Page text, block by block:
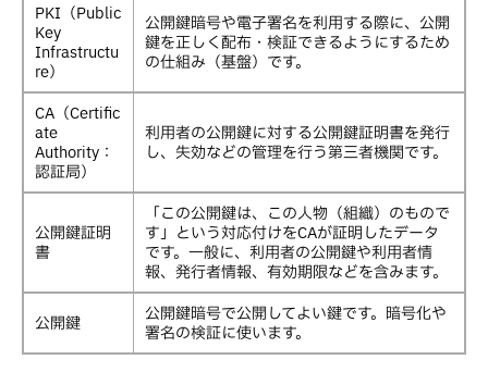
PKI（Public
Key
Infrastructu
re）
公開鍵暗号や電子署名を利用する際に、公開
鍵を正しく配布・検証できるようにするため
の仕組み（基盤）です。
CA（Certific
ate
Authority：
認証局）
利用者の公開鍵に対する公開鍵証明書を発行
し、失効などの管理を行う第三者機関です。
公開鍵証明
書
「この公開鍵は、この人物（組織）のもので
す」という対応付けをCAが証明したデータ
です。一般に、利用者の公開鍵や利用者情
報、発行者情報、有効期限などを含みます。
公開鍵
公開鍵暗号で公開してよい鍵です。暗号化や
署名の検証に使います。